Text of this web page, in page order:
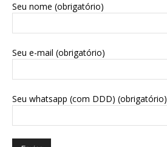
Seu nome (obrigatório)
Seu e-mail (obrigatório)
Seu whatsapp (com DDD) (obrigatório)